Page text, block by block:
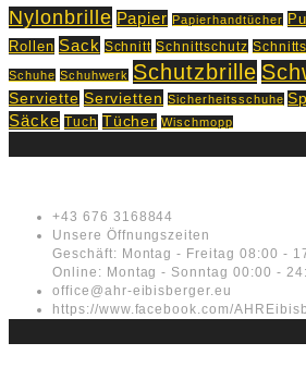
Nylonbrille Papier Papierhandtücher
Rollen Sack Schnitt Schnittschutz
Schuhe Schuhwerk Schutzbrille
Serviette Servietten Sicherheitsschuhe
Säcke Tuch Tücher Wischmopp
+43 676 3168844
Unsere Öffnungszeiten
Geschäft: Montag - Freitag 08:00 -
Online: Montag - Sonntag 00:00 -
office@ahr-eibisberger.eu
https://www.facebook.com/